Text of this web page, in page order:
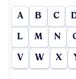
A B C
L M N
V W X